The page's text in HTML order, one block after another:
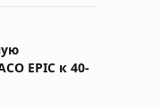
EPIC к 40-